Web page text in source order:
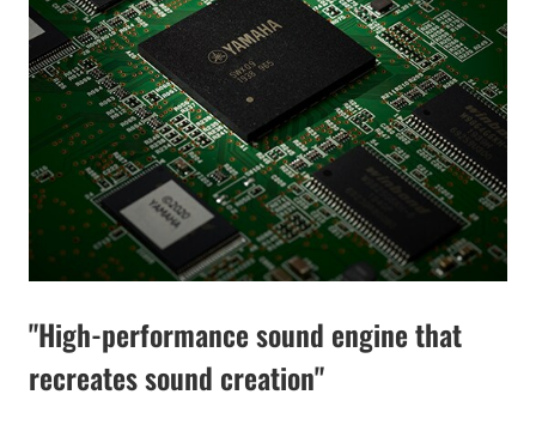
"High-performance sound engine that
recreates sound creation"